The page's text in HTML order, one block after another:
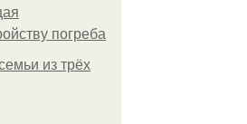
погреба
из трёх